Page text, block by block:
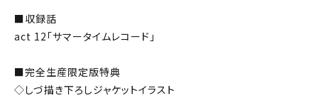
■収録話
act 12「サマータイムレコード」
■完全生産限定版特典
◇しづ描き下ろしジャケットイラスト